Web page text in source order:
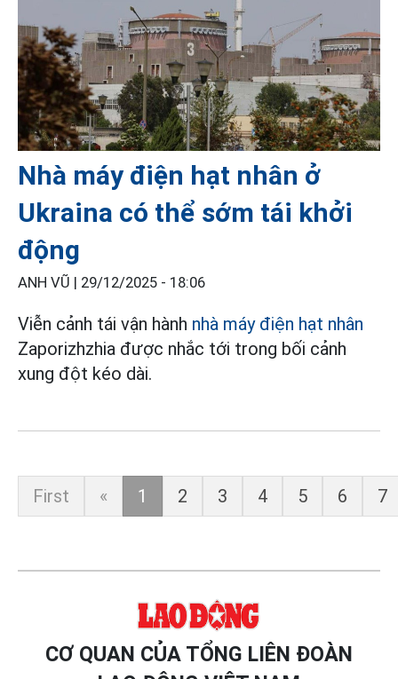
Nhà máy điện hạt nhân ở
Ukraina có thể sớm tái khởi
động
ANH VŨ | 29/12/2025 - 18:06
Viễn cảnh tái vận hành nhà máy điện hạt nhân
Zaporizhzhia được nhắc tới trong bối cảnh
xung đột kéo dài.
First « 1 2 3 4 5 6 7
CƠ QUAN CỦA TỔNG LIÊN ĐOÀN